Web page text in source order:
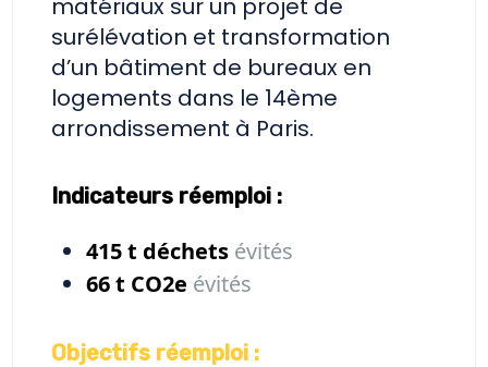
matériaux sur un projet de
surélévation et transformation
d’un bâtiment de bureaux en
logements dans le 14ème
arrondissement à Paris.
Indicateurs réemploi :
415 t déchets évités
66 t CO2e évités
Objectifs réemploi :